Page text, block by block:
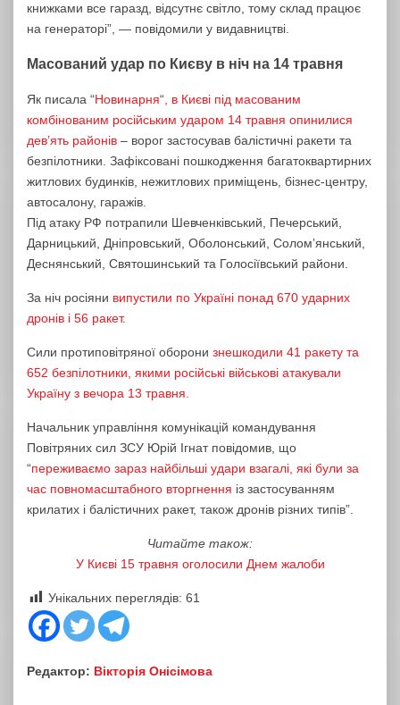
книжками все гаразд, відсутнє світло, тому склад працює
на генераторі”, — повідомили у видавництві.
Масований удар по Києву в ніч на 14 травня
Як писала “Новинарня“ , в Києві під масованим
комбінованим російським ударом 14 травня опинилися
дев’ять районів – ворог застосував балістичні ракети та
безпілотники. Зафіксовані пошкодження багатоквартирних
житлових будинків, нежитлових приміщень, бізнес-центру,
автосалону, гаражів.
Під атаку РФ потрапили Шевченківський, Печерський,
Дарницький, Дніпровський, Оболонський, Cолом’янський,
Деснянський, Святошинський та Голосіївський райони.
За ніч росіяни випустили по Україні понад 670 ударних
дронів і 56 ракет.
Сили протиповітряної оборони знешкодили 41 ракету та
652 безпілотники, якими російські військові атакували
Україну з вечора 13 травня.
Начальник управління комунікацій командування
Повітряних сил ЗСУ Юрій Ігнат повідомив, що
“переживаємо зараз найбільші удари взагалі, які були за
час повномасштабного вторгнення із застосуванням
крилатих і балістичних ракет, також дронів різних типів”.
Читайте також:
У Києві 15 травня оголосили Днем жалоби
Унікальних переглядів: 61
Редактор: Вікторія Онісімова